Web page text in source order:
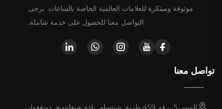
موثوقة ومبتكرة للعلامات العالمية الخاصة بالساعات. يرجى
التواصل معنا للحصول على خدمة شاملة.
تواصل معنا
المبنى 5، رقم 459 طريق شيتساو، بلدة شيغانتونغ، دونغقوان،